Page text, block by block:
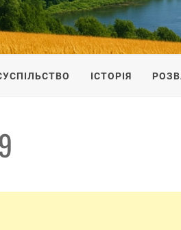
IS
ІСТОРІЯ